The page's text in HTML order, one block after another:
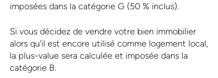
imposées dans la catégorie G (50 % inclus).
Si vous décidez de vendre votre bien immobilier
alors qu'il est encore utilisé comme logement local,
la plus-value sera calculée et imposée dans la
catégorie B.